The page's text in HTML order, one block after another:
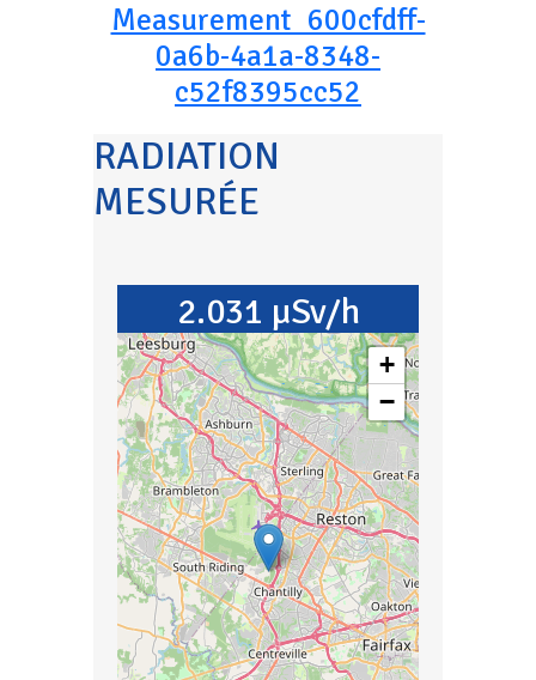
Measurement_600cfdff-
0a6b-4a1a-8348-
c52f8395cc52
RADIATION
MESURÉE
2.031 µSv/h
+
−